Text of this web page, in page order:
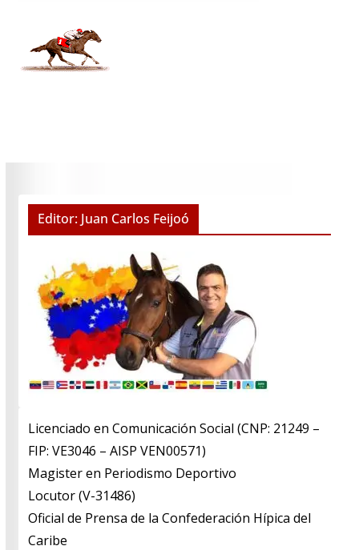
Editor: Juan Carlos Feijoó
Licenciado en Comunicación Social (CNP: 21249 –
FIP: VE3046 – AISP VEN00571)
​Magister en Periodismo Deportivo
​Locutor (V-31486)
​Oficial de Prensa de la Confederación Hípica del
Caribe